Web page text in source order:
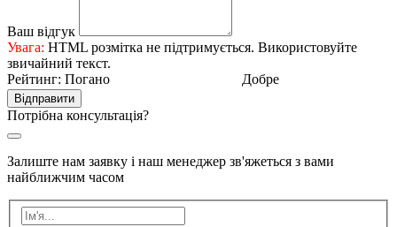
Ваш відгук
Увага: HTML розмітка не підтримується. Використовуйте
звичайний текст.
Рейтинг: Погано Добре
Відправити
Потрібна консультація?
Залиште нам заявку і наш менеджер зв'яжеться з вами
найближчим часом